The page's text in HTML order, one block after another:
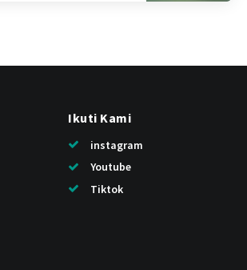
Ikuti Kami
instagram
Youtube
Tiktok